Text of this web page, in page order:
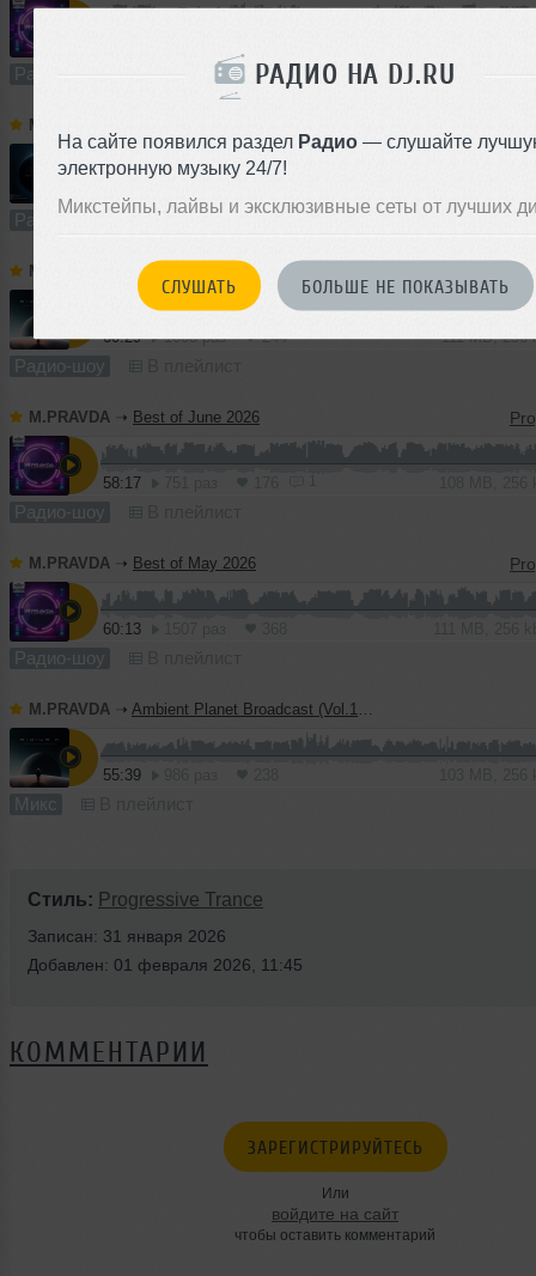
РАДИО НА DJ.RU
На сайте появился раздел Радио — слушайте
электронную музыку 24/7!
Микстейпы, лайвы и эксклюзивные сеты от лучших
СЛУШАТЬ БОЛЬШЕ НЕ ПОКАЗЫВАТЬ
Радио-шоу В плейлист
M.PRAVDA
Радио-шоу В плейлист (в 1 плейлисте)
M.PRAVDA Ambient Planet Broadcast (Vol.14) by Sirius X
60:29 1008 раз 244 111 MB, 256
Радио-шоу
M.PRAVDA ➝ Best of June 2026
58:17
Радио-шоу
M.PRAVDA ➝ Best of May 2026
60:13
Радио-шоу
M.PRAVDA ➝ Ambient Planet Broadcast (Vol.13) by Sirius X
55:39
Микс
Стиль: Progressive Trance
Записан: 31 января 2026
Добавлен: 01 февраля 2026, 11:45
КОММЕНТАРИИ
ЗАРЕГИСТРИРУЙТЕСЬ
Или
войдите на сайт
чтобы оставить комментарий